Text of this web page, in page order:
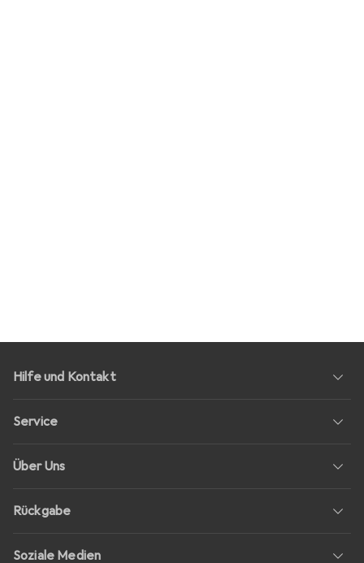
Hilfe und Kontakt
Service
Über Uns
Rückgabe
Soziale Medien